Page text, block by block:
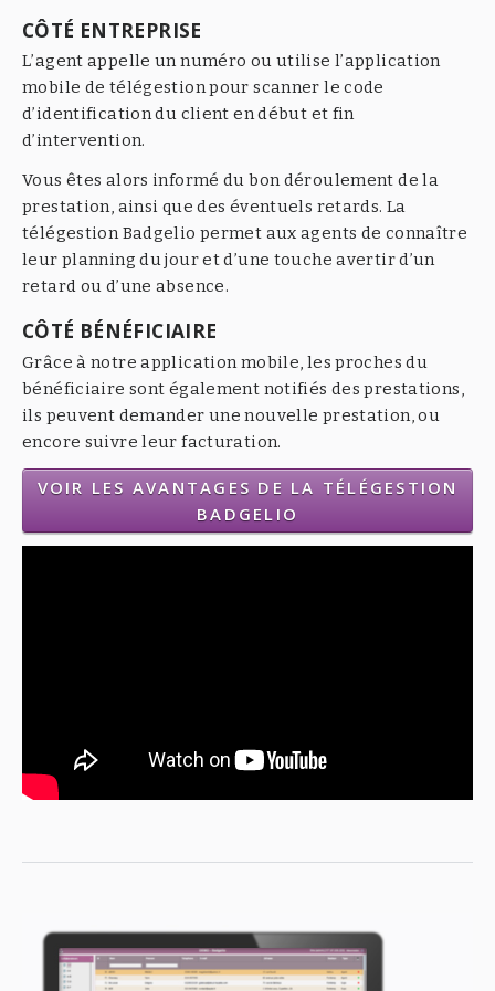
CÔTÉ ENTREPRISE
L’agent appelle un numéro ou utilise l’application
mobile de télégestion pour scanner le code
d’identification du client en début et fin
d’intervention.
Vous êtes alors informé du bon déroulement de la
prestation, ainsi que des éventuels retards. La
télégestion Badgelio permet aux agents de connaître
leur planning du jour et d’une touche avertir d’un
retard ou d’une absence.
CÔTÉ BÉNÉFICIAIRE
Grâce à notre application mobile, les proches du
bénéficiaire sont également notifiés des prestations,
ils peuvent demander une nouvelle prestation, ou
encore suivre leur facturation.
VOIR LES AVANTAGES DE LA TÉLÉGESTION
BADGELIO